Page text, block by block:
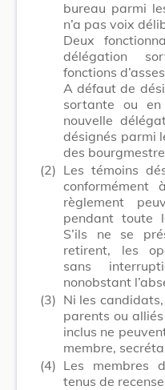
bureau parmi
n’a pas voix
Deux
délégation
fonctions
A défaut de
sortante ou en
nouvelle
désignés parmi
des
(2) Les témoins
règlement
pendant toute
S’ils ne se
retirent, les
sans
nonobstant
(3) Ni les
parents ou
inclus ne
membre,
(4) Les membres
tenus de